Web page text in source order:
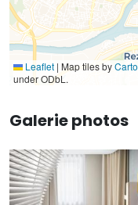
Leaflet | Map tiles byCarto
under ODbL.
Galerie photos